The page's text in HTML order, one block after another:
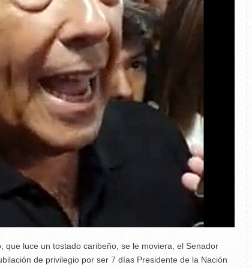
que luce un tostado caribeño, se le moviera, el Senador
de privilegio por ser 7 días Presidente de la Nación